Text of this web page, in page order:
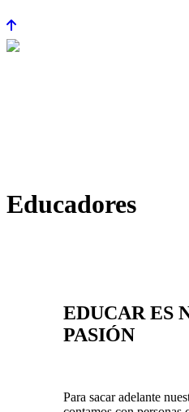
Educadores
EDUCAR ES
PASIÓN
Para sacar adelante